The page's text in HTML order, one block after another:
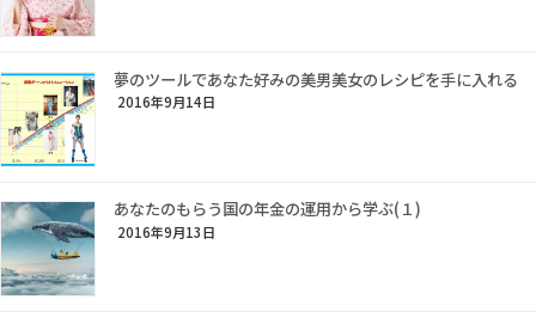
夢のツールであなた好みの美男美女のレシピを手に入れる
2016年9月14日
あなたのもらう国の年金の運用から学ぶ(１)
2016年9月13日